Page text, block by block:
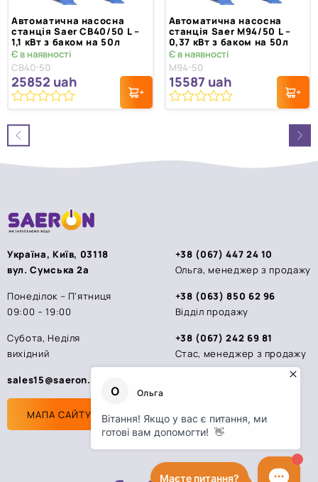
Автоматична насосна
станція Saer CB40/50 L –
1,1 кВт з баком на 50л
Є в наявності
CB40-50
25852 uah
з
5
Автоматична насосна
станція Saer M94/50 L –
0,37 кВт з баком на 50л
Є в наявності
M94-50
15587 uah
Україна, Київ, 03118
вул. Сумська 2а
Понеділок – П’ятниця
09:00 – 19:00
Субота, Неділя
вихідний
sales15@saeron.ua
МАПА САЙТУ
+38 (067) 447 24 10
Ольга, менеджер з продажу
+38 (063) 850 62 96
Відділ продажу
+38 (067) 242 69 81
Стас, менеджер з продажу